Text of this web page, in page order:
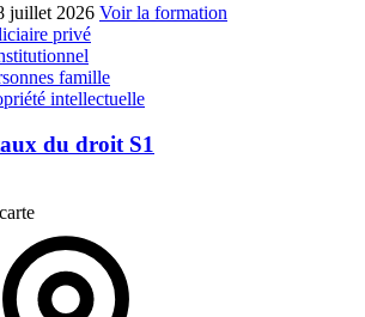
juillet 2026 Voir la formation
privé
famille
intellectuelle
du droit S1